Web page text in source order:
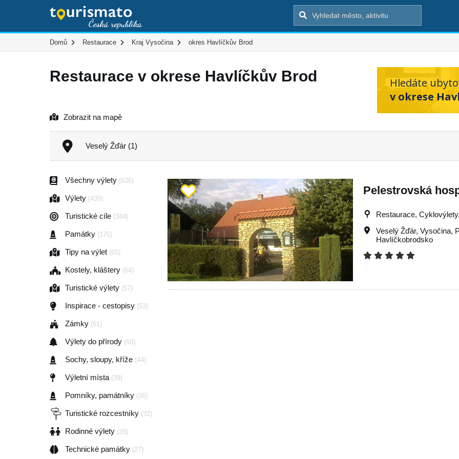
Domů Restaurace Kraj Vysočina okres Havlíčkův Brod
Restaurace v okrese Havlíčkův Brod
Hledáte
v okrese
Zobrazit na mapě
Veselý Žďár (1)
Všechny výlety (636)
Výlety (439)
Turistické cíle (344)
Památky (176)
Tipy na výlet (65)
Kostely, kláštery (64)
Turistické výlety (57)
Inspirace - cestopisy (53)
Zámky (51)
Výlety do přírody (50)
Sochy, sloupy, kříže (44)
Výletní místa (39)
Pomníky, památníky (36)
Turistické rozcestníky (32)
Rodinné výlety (28)
Technické památky (27)
Pelestrovská
Restaurace,
Veselý Žďár, Vysočina,
Havlíčkobrodsko